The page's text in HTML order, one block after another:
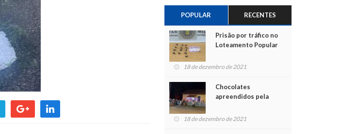
POPULAR RECENTES
Prisão por tráfico no
Loteamento Popular
18 de dezembro de 2021
Chocolates
apreendidos pela
para crianças na
18 de dezembro de 2021